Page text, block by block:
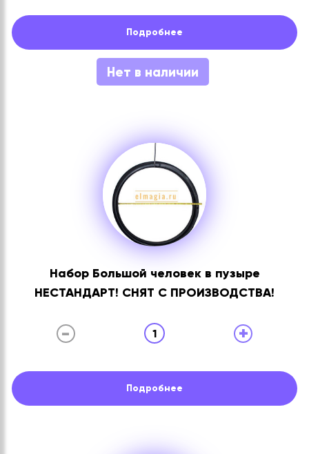
Подробнее
Нет в наличии
Набор Большой человек в пузыре
НЕСТАНДАРТ! СНЯТ С ПРОИЗВОДСТВА!
- 1 +
Подробнее